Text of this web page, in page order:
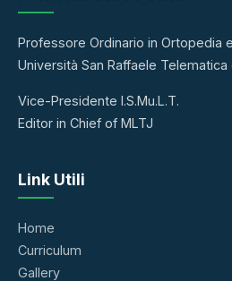
Professore Ordinario in Ortopedia
Università San Raffaele Telematica
Vice-Presidente I.S.Mu.L.T.
Editor in Chief of MLTJ
Link Utili
Home
Curriculum
Gallery